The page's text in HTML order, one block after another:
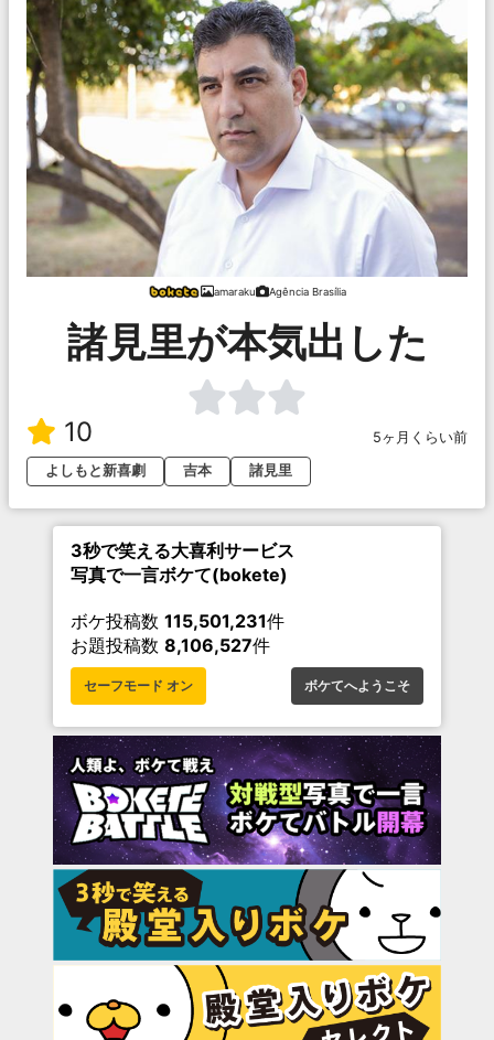
amaraku Agência Brasília
諸見里が本気出した
10
5ヶ月くらい前
よしもと新喜劇
吉本 諸見里
3秒で笑える大喜利サービス
写真で一言ボケて(bokete)
ボケ投稿数 115,501,231件
お題投稿数 8,106,527件
セーフモード オン ボケてへようこそ